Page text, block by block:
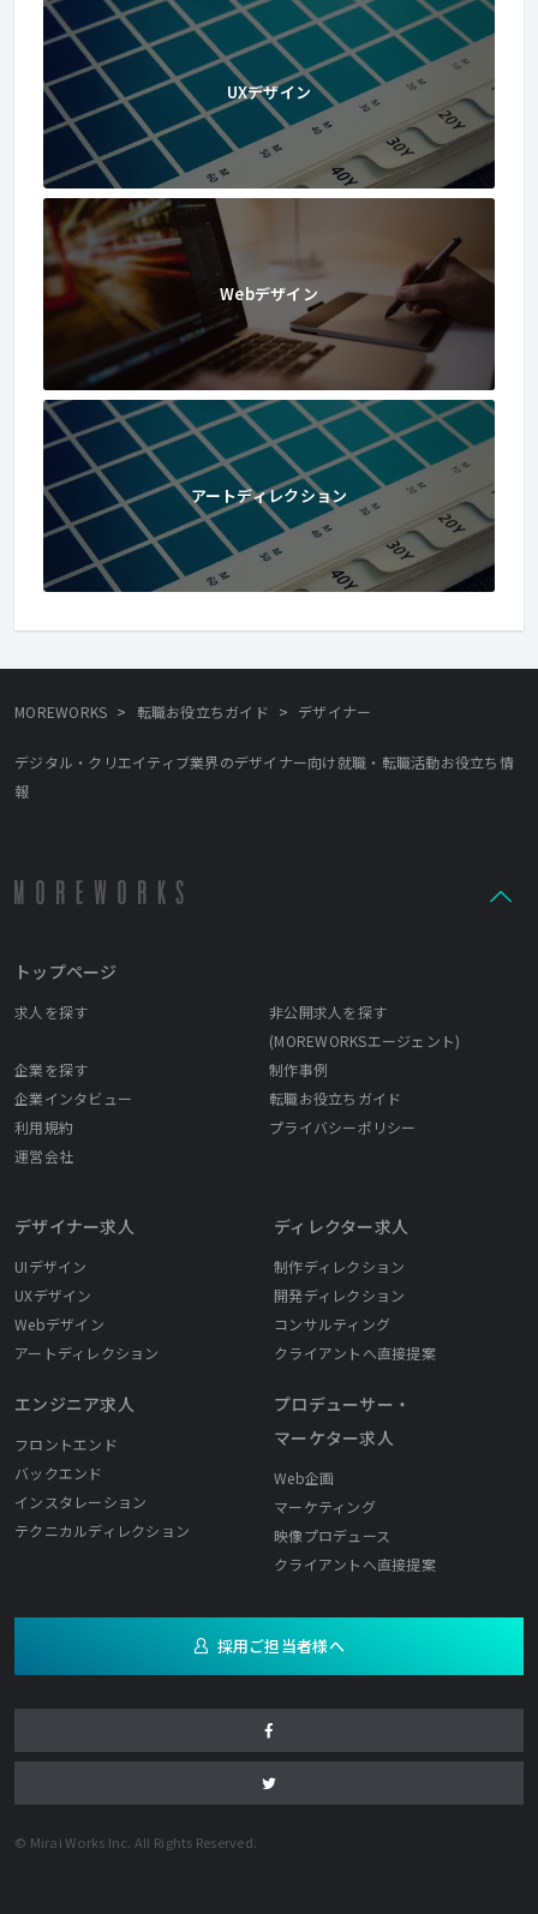
UXデザイン
Webデザイン
アートディレクション
MOREWORKS > 転職お役立ちガイド > デザイナー
デジタル・クリエイティブ業界のデザイナー向け就職・転職活動お役立ち情
報
トップページ
求人を探す
非公開求人を探す
(MOREWORKSエージェント)
企業を探す
制作事例
企業インタビュー
転職お役立ちガイド
利用規約
プライバシーポリシー
運営会社
デザイナー求人
UIデザイン
UXデザイン
Webデザイン
アートディレクション
エンジニア求人
フロントエンド
バックエンド
インスタレーション
テクニカルディレクション
ディレクター求人
制作ディレクション
開発ディレクション
コンサルティング
クライアントへ直接提案
プロデューサー・
マーケター求人
Web企画
マーケティング
映像プロデュース
クライアントへ直接提案
採用ご担当者様へ
© Mirai Works Inc. All Rights Reserved.